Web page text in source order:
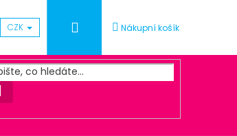
CZK PřihlášeníNákupní košík
HLEDAT